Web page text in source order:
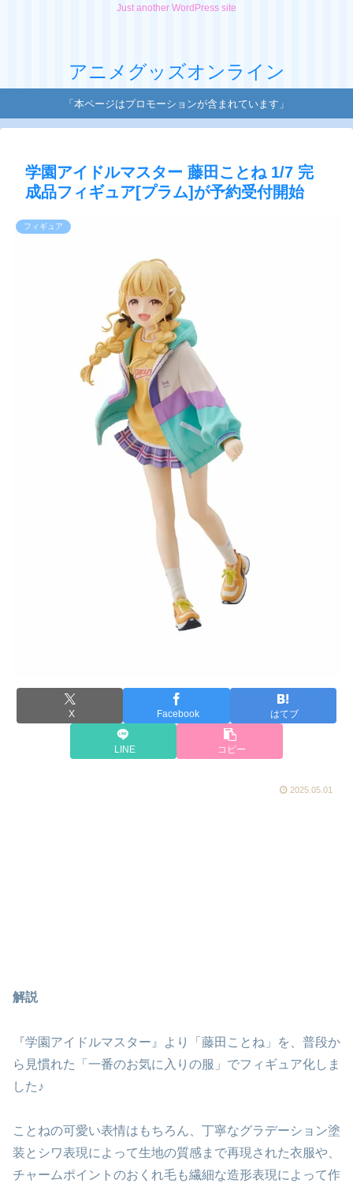
Just another WordPress site
アニメグッズオンライン
「本ページはプロモーションが含まれています」
学園アイドルマスター 藤田ことね 1/7 完
成品フィギュア[プラム]が予約受付開始
フィギュア
X Facebook はてブ
LINE コピー
2025.05.01
解説
『学園アイドルマスター』より「藤田ことね」を、普段か
ら見慣れた「一番のお気に入りの服」でフィギュア化しま
した♪
ことねの可愛い表情はもちろん、丁寧なグラデーション塗
装とシワ表現によって生地の質感まで再現された衣服や、
チャームポイントのおくれ毛も繊細な造形表現によって作